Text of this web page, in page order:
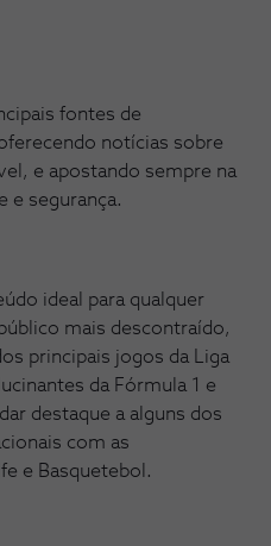
fontes de
notícias sobre
e apostando sempre na
e segurança.
ideal para qualquer
mais descontraído,
principais jogos da Liga
da Fórmula 1 e
destaque a alguns dos
com as
e Basquetebol.